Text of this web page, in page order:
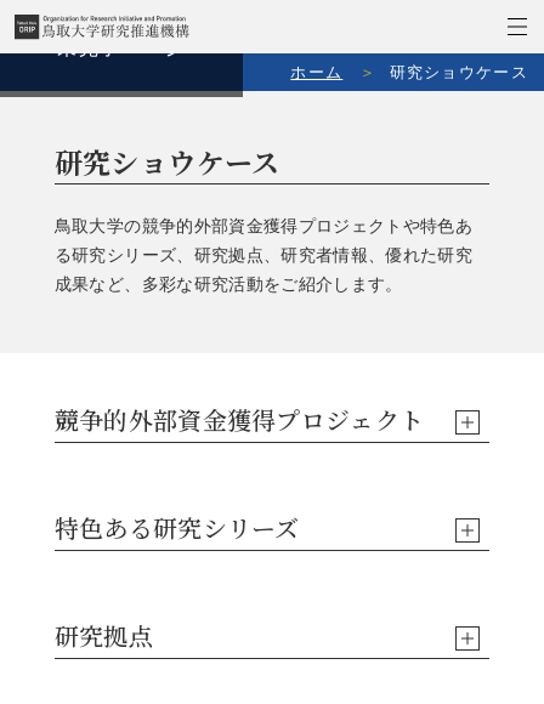
ホーム 研究ショウケース
研究ショウケース
鳥取大学の競争的外部資金獲得プロジェクトや特色あ
る研究シリーズ、研究拠点、研究者情報、優れた研究
成果など、多彩な研究活動をご紹介します。
競争的外部資金獲得プロジェクト
特色ある研究シリーズ
研究拠点